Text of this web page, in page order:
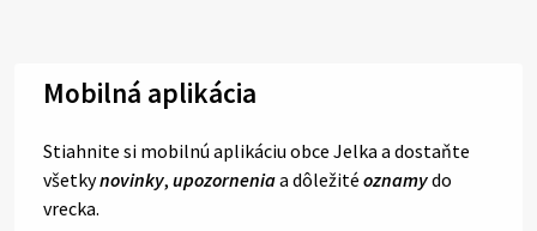
Mobilná aplikácia
Stiahnite si mobilnú aplikáciu obce Jelka a dostaňte
všetkynovinky, upozorneniaa dôležité oznamydo
vrecka.